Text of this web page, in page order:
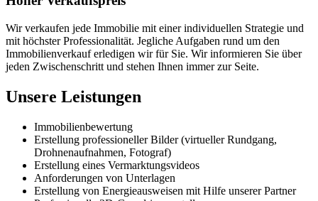
Wir verkaufen jede Immobilie mit einer individuellen Strategie und
mit höchster Professionalität. Jegliche Aufgaben rund um den
Immobilienverkauf erledigen wir für Sie. Wir informieren Sie über
jeden Zwischenschritt und stehen Ihnen immer zur Seite.
Unsere Leistungen
Immobilienbewertung
Erstellung professioneller Bilder (virtueller Rundgang,
Drohnenaufnahmen, Fotograf)
Erstellung eines Vermarktungsvideos
Anforderungen von Unterlagen
Erstellung von Energieausweisen mit Hilfe unserer Partner